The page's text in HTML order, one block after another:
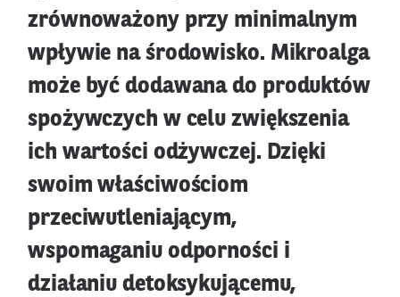
zrównoważony przy minimalnym
wpływie na środowisko. Mikroalga
może być dodawana do produktów
spożywczych w celu zwiększenia
ich wartości odżywczej. Dzięki
swoim właściwościom
przeciwutleniającym,
wspomaganiu odporności i
działaniu detoksykującemu,